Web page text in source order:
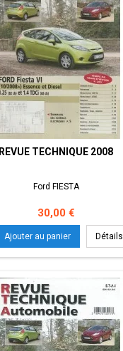
REVUE TECHNIQUE 2008
Ford FIESTA
Prix
30,00 €
Ajouter au panier Détails